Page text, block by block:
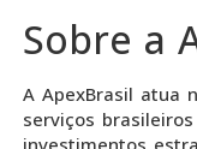
Sobre a
A ApexBrasil atua
serviços
investimentos